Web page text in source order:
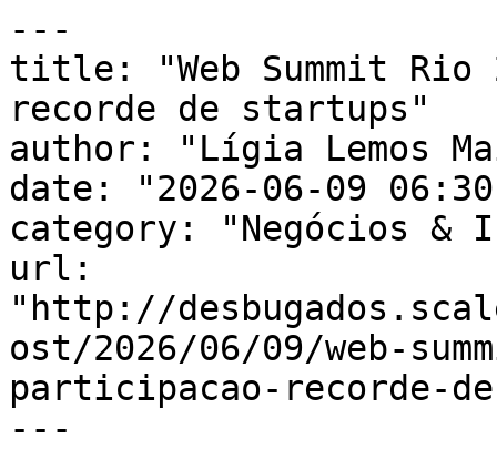
---
title: "Web Summit
recorde de startups"
author: "Lígia Lemos
date: "2026-06-09
category: "Negócios &
url:
"http://
ost/2026/06/09/web-
participacao-recorde-
---